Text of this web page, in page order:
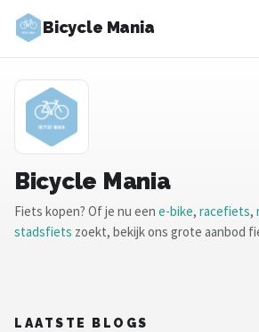
Bicycle Mania
Zoeken
NAVIGATIE
Shop
Merken
Blog
Bicycle Mania
Fiets kopen? Of je nu een e-bike, racefiets,
stadsfiets zoekt, bekijk ons grote aanbod
LAATSTE BLOGS